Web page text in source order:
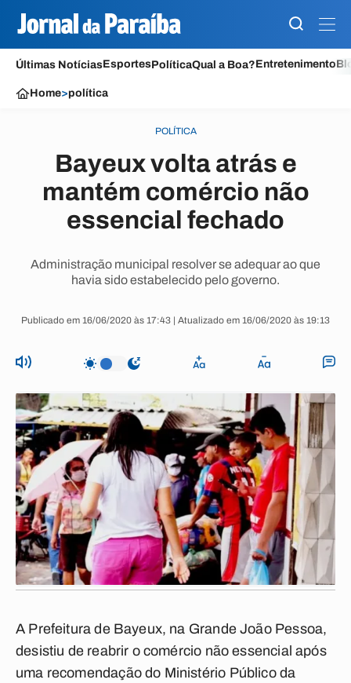
Últimas NotíciasEsportesPolíticaQual a Boa?Entretenimento
Home>política
POLÍTICA
Bayeux volta atrás e
mantém comércio não
essencial fechado
Administração municipal resolver se adequar ao que
havia sido estabelecido pelo governo.
Publicado em 16/06/2020 às 17:43 | Atualizado em 16/06/2020 às 19:13
A Prefeitura de Bayeux, na Grande João Pessoa,
desistiu de reabrir o comércio não essencial após
uma recomendação do Ministério Público da